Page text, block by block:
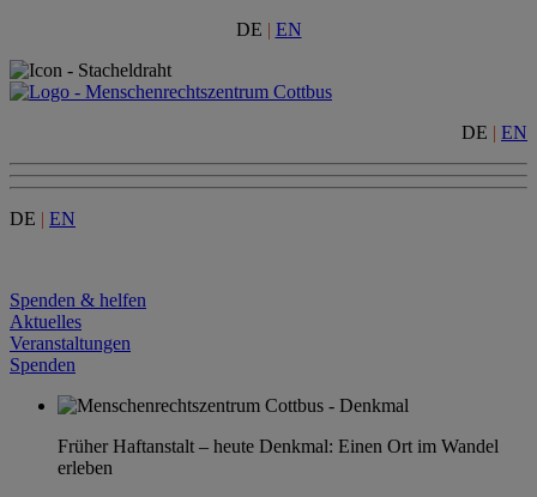
DE | EN
DE | EN
DE | EN
Spenden & helfen
Aktuelles
Veranstaltungen
Spenden
Früher Haftanstalt – heute Denkmal: Einen Ort im Wandel
erleben